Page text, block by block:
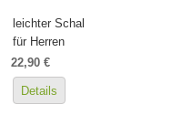
leichter Schal
für Herren
22,90 €
Details